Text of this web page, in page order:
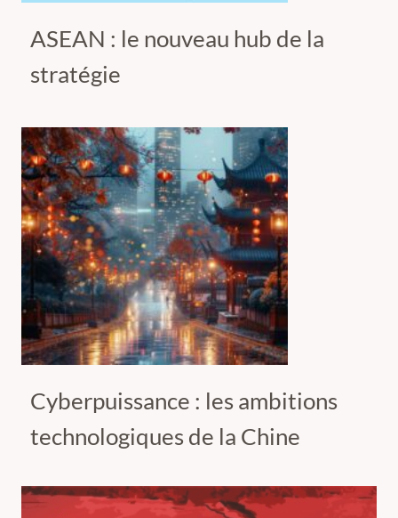
ASEAN : le nouveau hub de la
stratégie
Cyberpuissance : les ambitions
technologiques de la Chine